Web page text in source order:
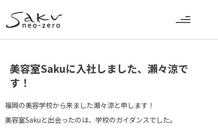
美容室Sakuに入社しました、瀨々涼で
す！
福岡の美容学校から来ました瀨々涼と申します！
美容室Sakuと出会ったのは、学校のガイダンスでした。